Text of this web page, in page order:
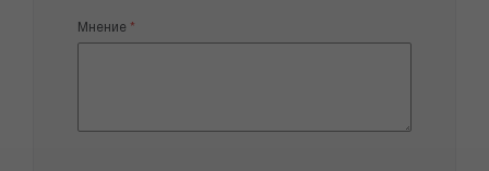
Мнение